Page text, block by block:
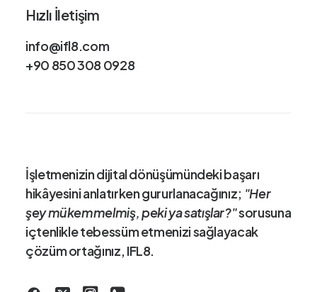
Hızlı İletişim
info@ifl8.com
+90 850 308 0928
İşletmenizin dijital dönüşümündekibaşarı
hikâyesini anlatırken gururlanacağınız; "Her
şey mükemmelmiş, peki ya satışlar?"sorusuna
içtenlikle tebessüm etmenizi sağlayacak
çözüm ortağınız, IFL8.